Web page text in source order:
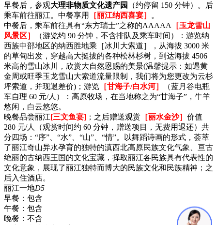
早餐后，参观大理非物质文化遗产园
（约停留 150 分钟）。后
乘车前往丽江。中餐享用
［丽江纳西喜宴］
。
中餐后，乘车前往具有“东方瑞士”之称的AAAAA
［玉龙雪山
风景区］
（游览约 90 分钟，不含排队及乘车时间）：游览纳
西族中部地区的纳西胜地乘［冰川大索道］，从海拔 3000 米
的草甸出发，穿越高大挺拔的各种松林杉树，到达海拔 4506
米高的雪山冰川，欣赏大自然恩赐的美景(温馨提示：如遇黄
金周或旺季玉龙雪山大索道流量限制，我们将为您更改为云杉
坪索道，并现退差价)；游览 ［甘海子/白水河］
（蓝月谷电瓶
车自理 60 元/人）：高原牧场，在当地称之为“甘海子”，牛羊
悠闲，白云悠悠。
晚餐品尝丽江[三文鱼宴] ；之后赠送观赏 ［丽水金沙］ 价值
280 元/人（观赏时间约 60 分钟，赠送项目，无费用退还）共
分四场：“序”、“水”、“山”、“情”。以舞蹈诗画的形式，荟萃
了丽江奇山异水孕育的独特的滇西北高原民族文化气象、亘古
绝丽的古纳西王国的文化宝藏，择取丽江各民族具有代表性的
文化意象，展现了丽江独特而博大的民族文化和民族精神；之
后入住酒店。
丽江一地D5
早餐： 包含
午餐： 包含
晚餐： 不含